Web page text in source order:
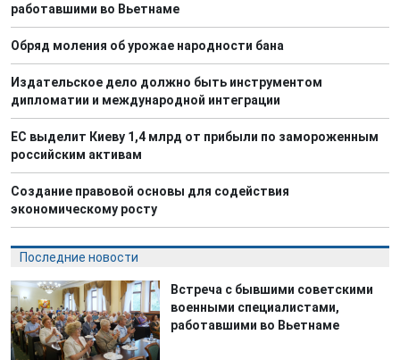
работавшими во Вьетнаме
Обряд моления об урожае народности бана
Издательское дело должно быть инструментом
дипломатии и международной интеграции
ЕС выделит Киеву 1,4 млрд от прибыли по замороженным
российским активам
Создание правовой основы для содействия
экономическому росту
Последние новости
Встреча с бывшими советскими
военными специалистами,
работавшими во Вьетнаме